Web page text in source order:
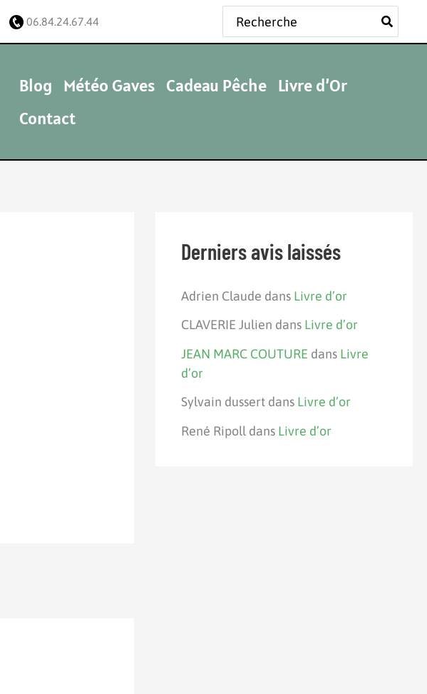
06.84.24.67.44
Rechercher:
Blog Météo Gaves Cadeau Pêche Livre d’Or
Contact
Derniers avis laissés
Adrien Claude dans Livre d’or
CLAVERIE Julien dans Livre d’or
JEAN MARC COUTURE dans Livre
d’or
Sylvain dussertdans Livre d’or
René Ripolldans Livre d’or